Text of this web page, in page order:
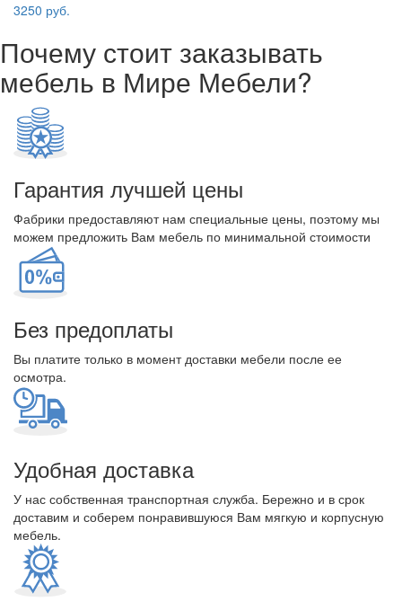
3250 руб.
Почему стоит заказывать
мебель в Мире Мебели?
Гарантия лучшей цены
Фабрики предоставляют нам специальные цены, поэтому мы
можем предложить Вам мебель по минимальной стоимости
Без предоплаты
Вы платите только в момент доставки мебели после ее
осмотра.
Удобная доставка
У нас собственная транспортная служба. Бережно и в срок
доставим и соберем понравившуюся Вам мягкую и корпусную
мебель.